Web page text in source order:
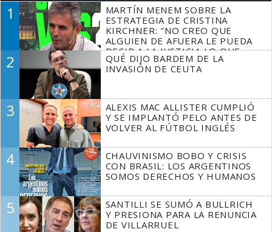
1
MARTÍN MENEM SOBRE LA
ESTRATEGIA DE CRISTINA
KIRCHNER: "NO CREO QUE
ALGUIEN DE AFUERA LE PUEDA
DECIR A LA JUSTICIA LO QUE
TIENE QUE HACER"
2
QUÉ DIJO BARDEM DE LA
INVASIÓN DE CEUTA
3
ALEXIS MAC ALLISTER CUMPLIÓ
Y SE IMPLANTÓ PELO ANTES DE
VOLVER AL FÚTBOL INGLÉS
4
CHAUVINISMO BOBO Y CRISIS
CON BRASIL: LOS ARGENTINOS
SOMOS DERECHOS Y HUMANOS
5
SANTILLI SE SUMÓ A BULLRICH
Y PRESIONA PARA LA RENUNCIA
DE VILLARRUEL